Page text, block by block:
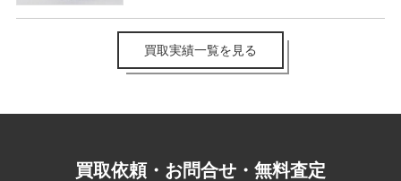
買取実績一覧を見る
買取依頼・お問合せ・無料査定